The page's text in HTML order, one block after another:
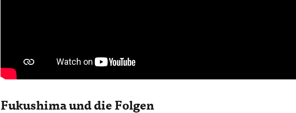
Fukushima und die Folgen